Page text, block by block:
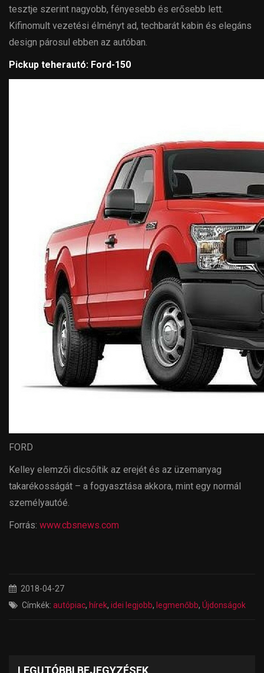
tesztje szerint nagyobb, fényesebb és erősebb lett.
Kifinomult vezetési élményt ad, techbarát kabin és elegáns
design párosul ebben az autóban.
Pickup teherautó: Ford-150
FORD
Kelley elemzői dicsőítik az erejét és az üzemanyag
takarékosságát – a fogyasztása akkora, mint egy normál
személyautóé.
Forrás: www.cbsnews.com
2018-04-27
Címkék: autópiac, hírek, idei legjobb, legmenőbb, Újdonságok
LEGUTÓBBI BEJEGYZÉSEK